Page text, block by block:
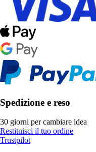
Spedizione e reso
30 giorni per cambiare idea
Restituisci il tuo ordine
Trustpilot